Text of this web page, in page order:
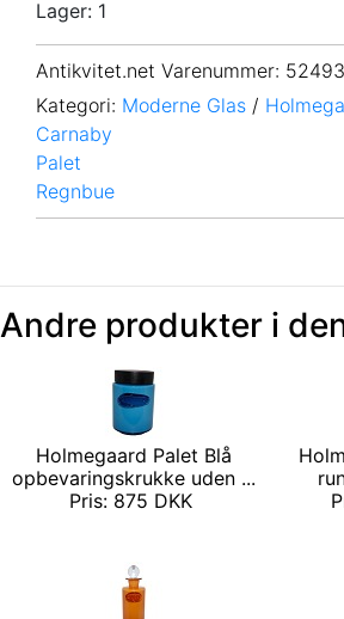
Lager: 1
Antikvitet.net Varenummer:
Kategori: Moderne Glas /
Carnaby
Palet
Regnbue
Andre produkter i
Holmegaard Palet Blå
opbevaringskrukke uden ...
Pris: 875 DKK